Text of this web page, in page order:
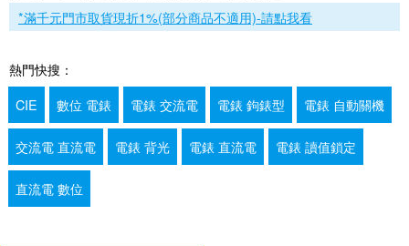
*滿千元門市取貨現折1%(部分商品不適用)-請點我看
熱門快搜：
CIE
數位 電錶 電錶 交流電 電錶 鉤錶型 電錶 自動關機
交流電 直流電 電錶 背光 電錶 直流電 電錶 讀值鎖定
直流電 數位